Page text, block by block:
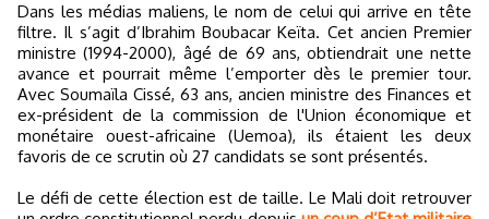
Dans les médias maliens, le nom de celui qui arrive en tête
filtre. Il s’agit d’Ibrahim Boubacar Keïta. Cet ancien Premier
ministre (1994-2000), âgé de 69 ans, obtiendrait une nette
avance et pourrait même l’emporter dès le premier tour.
Avec Soumaïla Cissé, 63 ans, ancien ministre des Finances et
ex-président de la commission de l'Union économique et
monétaire ouest-africaine (Uemoa), ils étaient les deux
favoris de ce scrutin où 27 candidats se sont présentés.
Le défi de cette élection est de taille. Le Mali doit retrouver